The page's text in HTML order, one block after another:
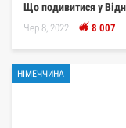
Що подивитися у
Чер 8, 2022 8 007
НІМЕЧЧИНА